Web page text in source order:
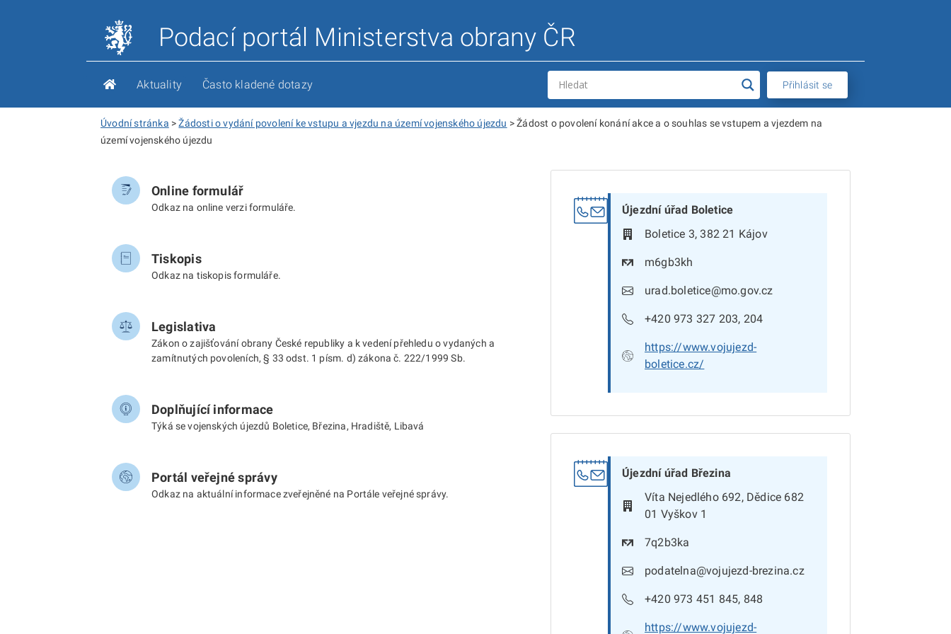
Podací portál Ministerstva obrany ČR
Aktuality Často kladené dotazy Přihlásit se
Úvodní stránka >Žádosti o vydání povolení ke vstupu a vjezdu na území vojenského újezdu >Žádost o povolení konání akce a o souhlas se vstupem a vjezdem na
území vojenského újezdu
Online formulář
Odkaz na online verzi formuláře.
Tiskopis
Odkaz na tiskopis formuláře.
Legislativa
Zákon o zajišťování obrany České republiky a k vedení přehledu o vydaných a
zamítnutých povoleních, § 33 odst. 1 písm. d) zákona č. 222/1999 Sb.
Doplňující informace
Týká se vojenských újezdů Boletice, Březina, Hradiště, Libavá
Portál veřejné správy
Odkaz na aktuální informace zveřejněné na Portále veřejné správy.
Újezdní úřad Boletice
Boletice 3, 382 21 Kájov
m6gb3kh
urad.boletice@mo.gov.cz
+420 973 327 203, 204
https://www.vojujezd-
boletice.cz/
Újezdní úřad Březina
Víta Nejedlého 692, Dědice 682
01 Vyškov 1
7q2b3ka
podatelna@vojujezd-brezina.cz
+420 973 451 845, 848
https://www.vojujezd-